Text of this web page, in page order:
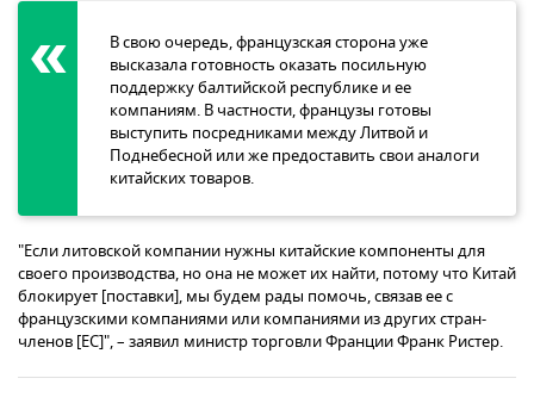
В свою очередь, французская сторона уже
высказала готовность оказать посильную
поддержку балтийской республике и ее
компаниям. В частности, французы готовы
выступить посредниками между Литвой и
Поднебесной или же предоставить свои аналоги
китайских товаров.
"Если литовской компании нужны китайские компоненты для
своего производства, но она не может их найти, потому что Китай
блокирует [поставки], мы будем рады помочь, связав ее с
французскими компаниями или компаниями из других стран-
членов [ЕС]", – заявил министр торговли Франции Франк Ристер.